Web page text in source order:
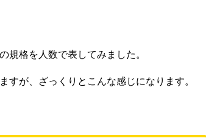
規格を人数で表してみました。
すが、ざっくりとこんな感じになります。